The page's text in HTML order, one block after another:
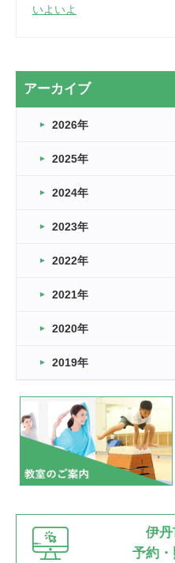
いよいよ
2026.03.20
なぎなた
2026.03.16
車いすバスケとRくんのお話
卒業・卒園の季節★
2026.03.11
緑ケ丘体育館
2022.11.03
緑ケ丘体育館
いたっぼーる大会☆彡
緑ケ丘体育館
2022.07.03
市内総合体育大会が開始
緑ケ丘体育館 猪名川
2022.06.12
県知事杯争奪バレーボール大
アーカイブ
2026年
2025年
2024年
2023年
2022年
2021年
2020年
2019年
伊
予約